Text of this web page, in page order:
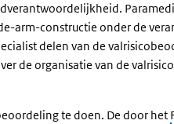
arm-constructie onder de
delen van de
de organisatie van de
te doen. De door het